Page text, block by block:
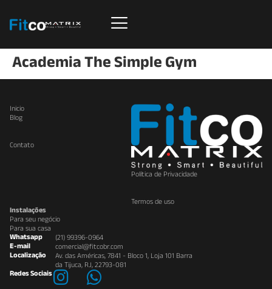
Academia The Simple Gym
Inicio
Blog
Contato
Instalações
Para seu negócio
Para sua casa
Whatsapp
(21) 99396-0964
E-mail
comercial@fitcobr.com
Localização
Av. das Américas, 7841 - Bloco 1, Loja 101 Barra
da Tijuca, RJ, 22793-081
Redes Sociais
Política de Privacidade
Termos de uso